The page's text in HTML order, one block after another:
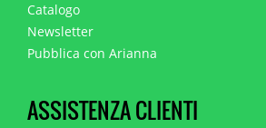
Catalogo
Newsletter
Pubblica con Arianna
ASSISTENZA CLIENTI